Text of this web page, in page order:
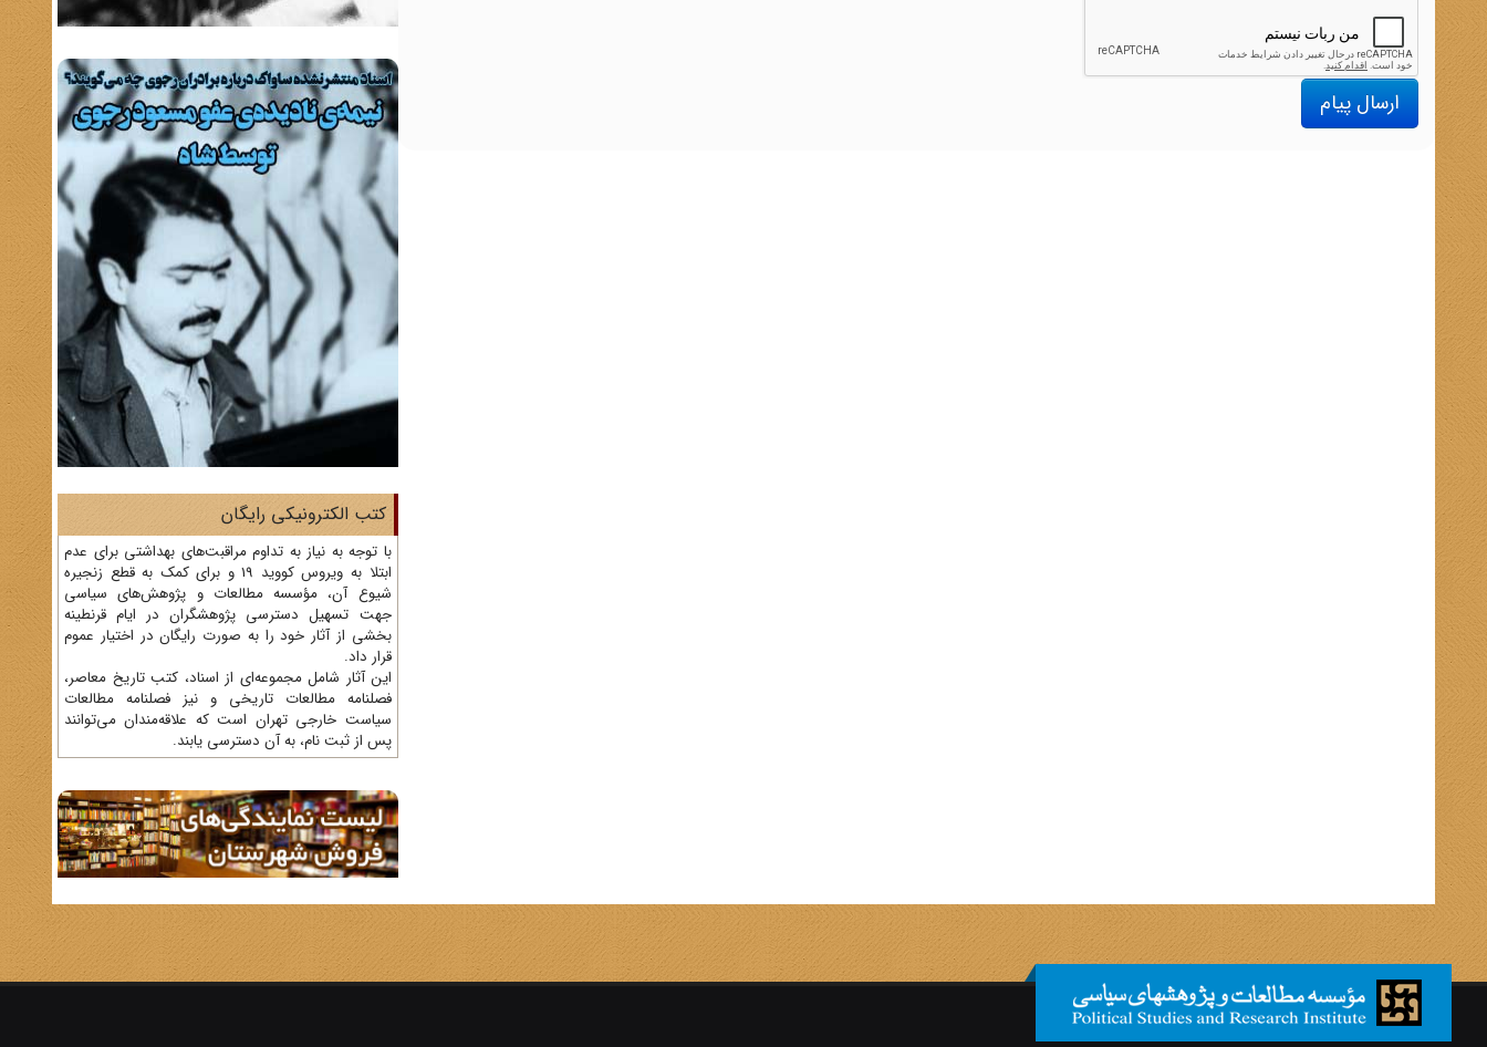
ارسال پیام
کتب الکترونیکی رایگان
با توجه به نیاز به تداوم مراقبت‌های بهداشتی برای عدم
ابتلا به ویروس کووید 19 و برای کمک به قطع زنجیره
شیوع آن، مؤسسه مطالعات و پژوهش‌های سیاسی
جهت تسهیل دسترسی پژوهشگران در ایام قرنطینه
بخشی از آثار خود را به صورت رایگان در اختیار عموم
قرار داد.
این آثار شامل مجموعه‌ای از اسناد، کتب تاریخ معاصر،
فصلنامه‌ مطالعات تاریخی و نیز فصلنامه مطالعات
سیاست خارجی تهران است که علاقه‌مندان می‌توانند
پس از ثبت نام، به آن دسترسی یابند.